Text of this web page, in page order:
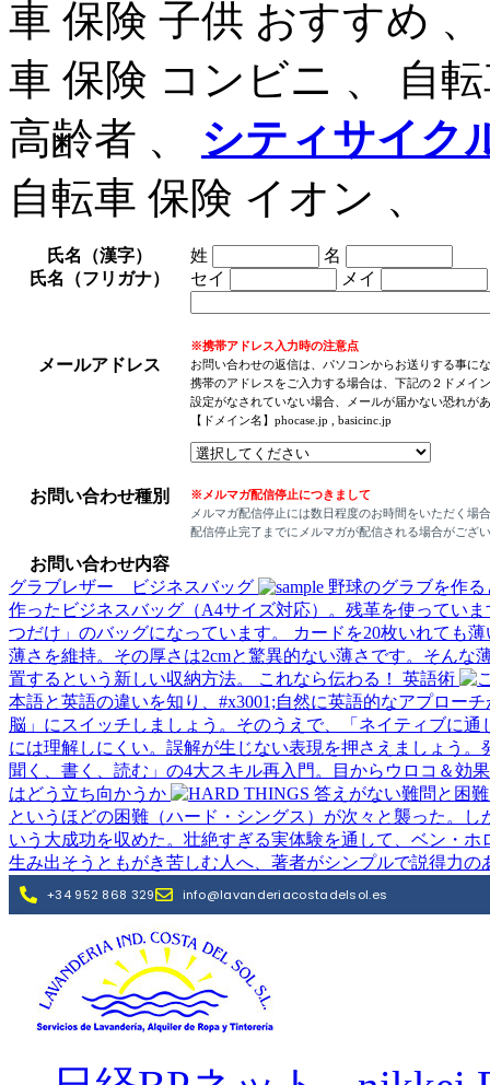
車 保険 子供 おすすめ
車 保険 コンビニ 、 自
高齢者 、 シティサイク
自転車 保険 イオン 、
氏名（漢字） 姓
名
氏名（フリガナ）
セイ メイ
メールアドレス
※携帯アドレス入力時の注意点
お問い合わせの返信は、パソコンからお送りする事に
携帯のアドレスをご入力する場合は、下記の２ドメイ
設定がなされていない場合、メールが届かない恐れが
【ドメイン名】phocase.jp , basicinc.jp
お問い合わせ種別
※メルマガ配信停止につきまして
メルマガ配信停止には数日程度のお時間をいただく場
配信停止完了までにメルマガが配信される場合がござ
お問い合わせ内容
グラブレザー ビジネスバッグ
野球のグラブを作
作ったビジネスバッグ（A4サイズ対応）。残革を使ってい
つだけ」のバッグになっています。
カードを20枚いれても
薄さを維持。その厚さは2cmと驚異的ない薄さです。そん
置するという新しい収納方法。
これなら伝わる！ 英語術
本語と英語の違いを知り、#x3001;自然に英語的なアプロー
脳」にスイッチしましょう。そのうえで、「ネイティブに
には理解しにくい。誤解が生じない表現を押さえましょう
聞く、書く、読む」の4大スキル再入門。目からウロコ＆効
はどう立ち向かうか
というほどの困難（ハード・シングス）が次々と襲った。
いう大成功を収めた。壮絶すぎる実体験を通して、ベン・
生み出そうともがき苦しむ人へ、著者がシンプルで説得力の